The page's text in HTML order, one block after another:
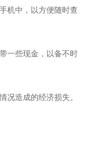
机中，以方便随时查
一些现金，以备不时
况造成的经济损失。